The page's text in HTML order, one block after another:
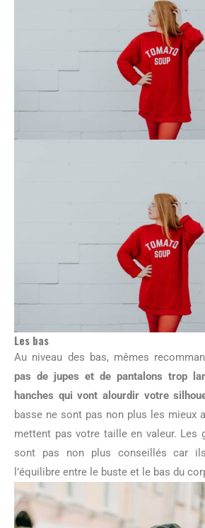
Les bas
Au niveau des bas, mêmes
pas de jupes et de pantalons trop
hanches qui vont alourdir votre
basse ne sont pas non plus les mieux
mettent pas votre taille en valeur. Les
sont pas non plus conseillés car
l’équilibre entre le buste et le bas du